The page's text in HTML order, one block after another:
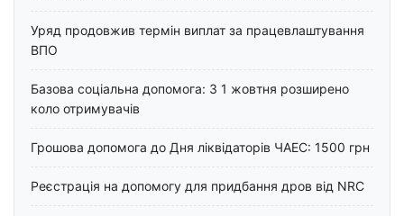
Уряд продовжив термін виплат за працевлаштування
ВПО
Базова соціальна допомога: З 1 жовтня розширено
коло отримувачів
Грошова допомога до Дня ліквідаторів ЧАЕС: 1500 грн
Реєстрація на допомогу для придбання дров від NRC